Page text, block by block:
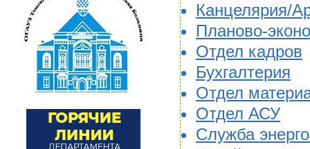
Канцелярия/
Планово-
Отдел кадров
Бухгалтерия
Отдел
Отдел АСУ
Служба